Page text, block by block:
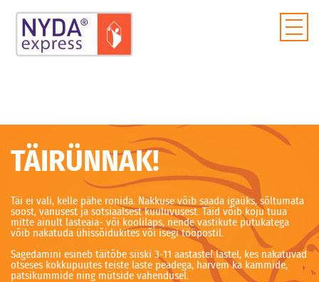
TÄIRÜNNAK!
Täi ei vali, kelle pähe ronida. Nakkuse võib saada igaüks, sõltumata
soost, vanusest ja sotsiaalsest kuuluvusest. Täid võib koju tuua
mitte ainult lasteaia- või koolilaps, nende vastikute putukatega
võib nakatuda ühissõidukites või isegi tööpostil.
Sagedamini esineb täitõbe siiski 3-11 aastastel lastel, kes nakatuvad
otseses kokkupuutes teiste laste peadega, harvem ka kammide,
patsikummide ning mütside vahendusel.